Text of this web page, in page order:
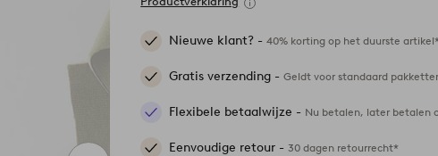
Nieuwe klant? -40% korting op het duurste
Gratis verzending -Geldt voor standaard
Flexibele betaalwijze - Nu betalen, later betalen
Eenvoudige retour -30 dagen retourrecht*